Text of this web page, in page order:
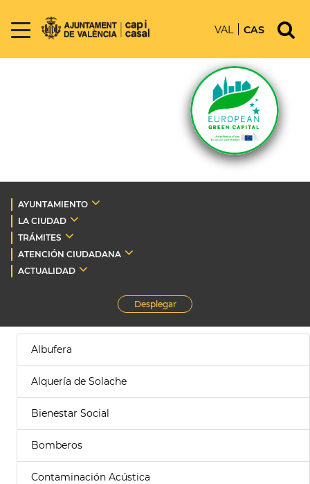
VAL CAS
AYUNTAMIENTO
LA CIUDAD
TRÁMITES
ATENCIÓN CIUDADANA
ACTUALIDAD
Desplegar
Albufera
Alquería de Solache
Bienestar Social
Bomberos
Contaminación Acústica